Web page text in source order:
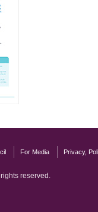
For Media Privacy,
reserved.